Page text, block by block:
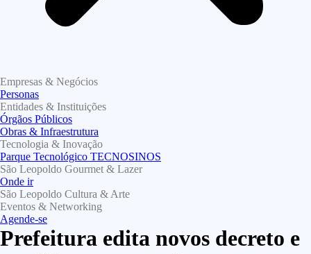
Empresas & Negócios
Personas
Entidades & Instituições
Órgãos Públicos
Obras & Infraestrutura
Tecnologia & Inovação
Parque Tecnológico TECNOSINOS
São Leopoldo Gourmet & Lazer
Onde ir
São Leopoldo Cultura & Arte
Eventos & Networking
Agende-se
Prefeitura edita novos decreto e